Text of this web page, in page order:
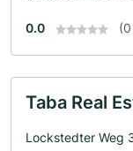
0.0
Taba Real
Lockstedter Weg